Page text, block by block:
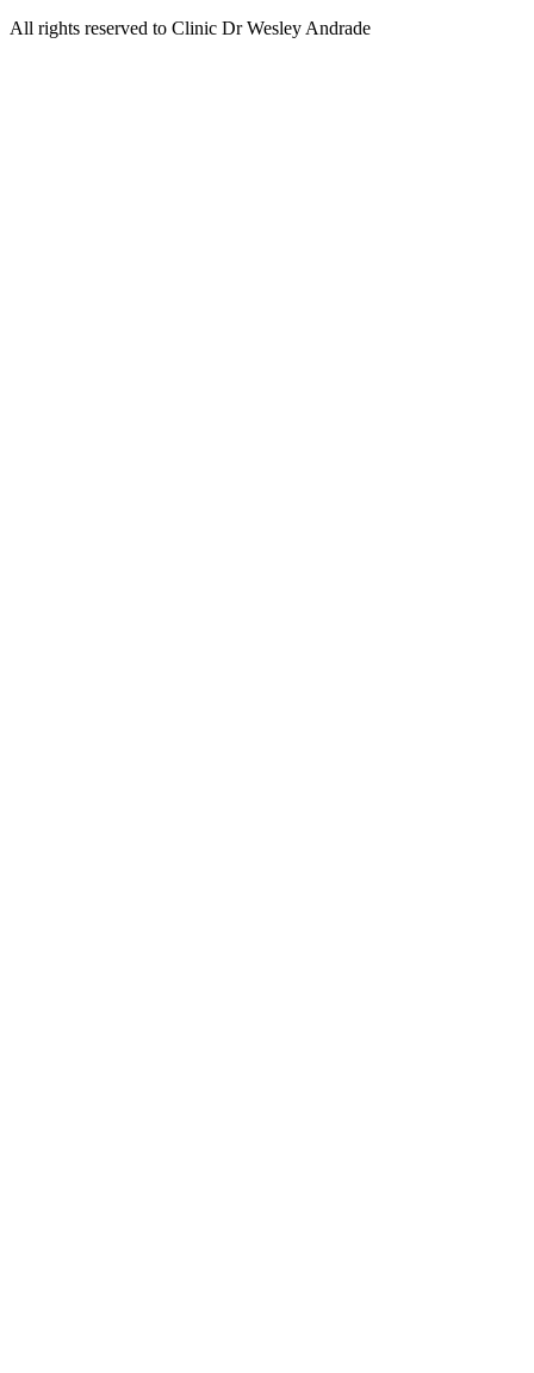
All rights reserved to Clinic Dr Wesley Andrade